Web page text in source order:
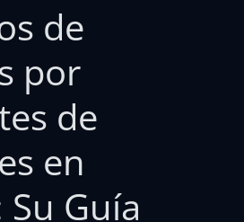
de
por
de
en
Guía